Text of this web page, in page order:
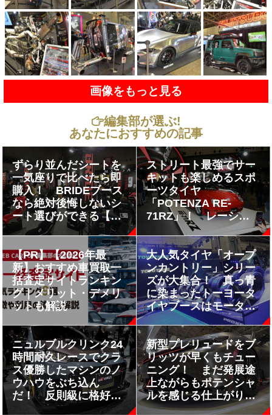
画像をもっと見る
編集部が選ぶ!
あなたにおすすめの記事
ずらり並んだシートを
一気座りで比べたら即
購入！ BRIDEブース
なら絶対後悔しないシ
ート選びができる【東
京オートサロン2026】
ストリート最強でサー
キットも楽しめるスポ
ーツタイヤ
「POTENZA RE-
71RZ」！ レーシン
グドライバーも絶賛す
るその中身とは【東京
オートサロン2026】
【PR】【2026年最
新】おすすめ車買取一
括査定サイトランキン
グ｜メリット・デメリ
ットも解説
大人気タイヤ「オープ
ンカントリー」シリー
ズが大集合！ 真っ青
に染まったトーヨータ
イヤブースはモーター
スポーツファン必見
【東京オートサロン
2026】
ニュルブルクリンク24
時間耐久レースでクラ
ス優勝したマシンのノ
ウハウをぶち込ん
だ！ 反則級に格好い
いモリゾウの名を冠し
新型プレリュードをブ
リッツが早くもチュー
ニング！ まだ発展途
上ながらもポテンシャ
ルを感じる仕上がり
【東京オートサロン